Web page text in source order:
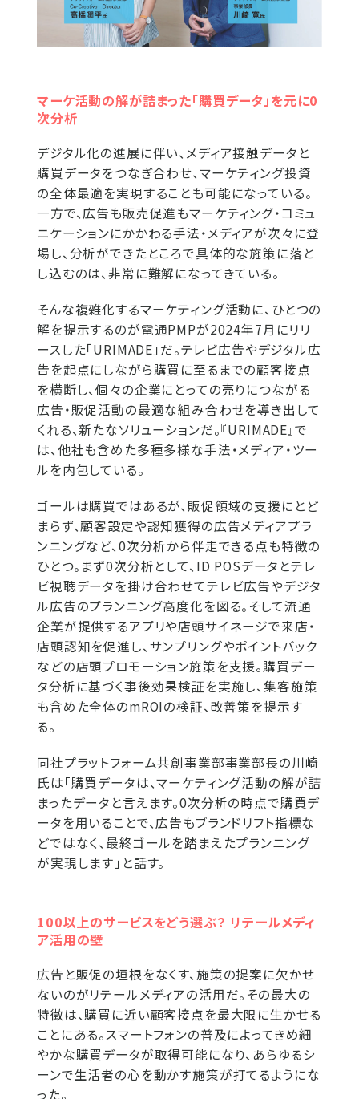
マーケ活動の解が詰まった「購買データ」を元に0
次分析
デジタル化の進展に伴い、メディア接触データと
購買データをつなぎ合わせ、マーケティング投資
の全体最適を実現することも可能になっている。
一方で、広告も販売促進もマーケティング・コミュ
ニケーションにかかわる手法・メディアが次々に登
場し、分析ができたところで具体的な施策に落と
し込むのは、非常に難解になってきている。
そんな複雑化するマーケティング活動に、ひとつの
解を提示するのが電通PMPが2024年7月にリリ
ースした「URIMADE」だ。テレビ広告やデジタル広
告を起点にしながら購買に至るまでの顧客接点
を横断し、個々の企業にとっての売りにつながる
広告・販促活動の最適な組み合わせを導き出して
くれる、新たなソリューションだ。『URIMADE』で
は、他社も含めた多種多様な手法・メディア・ツー
ルを内包している。
ゴールは購買ではあるが、販促領域の支援にとど
まらず、顧客設定や認知獲得の広告メディアプラ
ンニングなど、0次分析から伴走できる点も特徴の
ひとつ。まず0次分析として、ID POSデータとテレ
ビ視聴データを掛け合わせてテレビ広告やデジタ
ル広告のプランニング高度化を図る。そして流通
企業が提供するアプリや店頭サイネージで来店・
店頭認知を促進し、サンプリングやポイントバック
などの店頭プロモーション施策を支援。購買デー
タ分析に基づく事後効果検証を実施し、集客施策
も含めた全体のmROIの検証、改善策を提示す
る。
同社プラットフォーム共創事業部事業部長の川崎
氏は「購買データは、マーケティング活動の解が詰
まったデータと言えます。0次分析の時点で購買デ
ータを用いることで、広告もブランドリフト指標な
どではなく、最終ゴールを踏まえたプランニング
が実現します」と話す。
100以上のサービスをどう選ぶ？ リテールメディ
ア活用の壁
広告と販促の垣根をなくす、施策の提案に欠かせ
ないのがリテールメディアの活用だ。その最大の
特徴は、購買に近い顧客接点を最大限に生かせる
ことにある。スマートフォンの普及によってきめ細
やかな購買データが取得可能になり、あらゆるシ
ーンで生活者の心を動かす施策が打てるようにな
った。